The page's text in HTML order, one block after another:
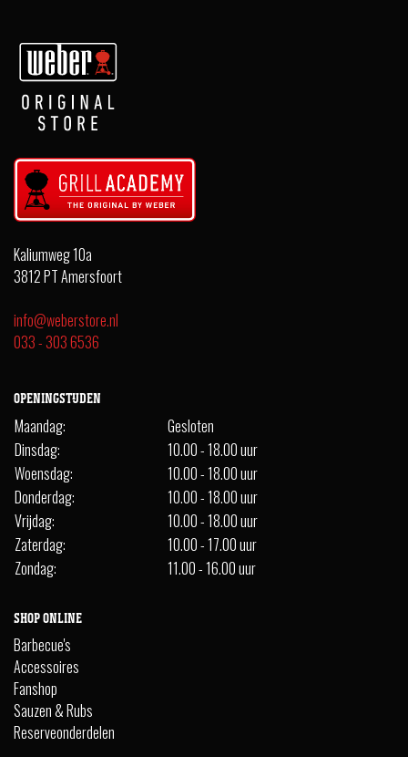
Kaliumweg 10a
3812 PT Amersfoort
info@weberstore.nl
033 - 303 6536
OPENINGSTIJDEN
Maandag:
Gesloten
Dinsdag:
10.00 - 18.00 uur
Woensdag:
10.00 - 18.00 uur
Donderdag:
10.00 - 18.00 uur
Vrijdag:
10.00 - 18.00 uur
Zaterdag:
10.00 - 17.00 uur
Zondag:
11.00 - 16.00 uur
SHOP ONLINE
Barbecue's
Accessoires
Fanshop
Sauzen & Rubs
Reserveonderdelen